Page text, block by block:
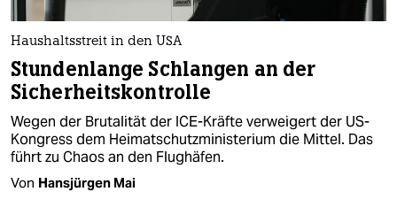
Haushaltsstreit in den USA
Stundenlange Schlangen an der
Sicherheitskontrolle
Wegen der Brutalität der ICE-Kräfte verweigert der US-
Kongress dem Heimatschutzministerium die Mittel. Das
führt zu Chaos an den Flughäfen.
Von Hansjürgen Mai